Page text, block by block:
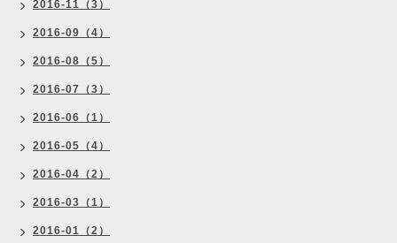
2016-11（3）
2016-09（4）
2016-08（5）
2016-07（3）
2016-06（1）
2016-05（4）
2016-04（2）
2016-03（1）
2016-01（2）